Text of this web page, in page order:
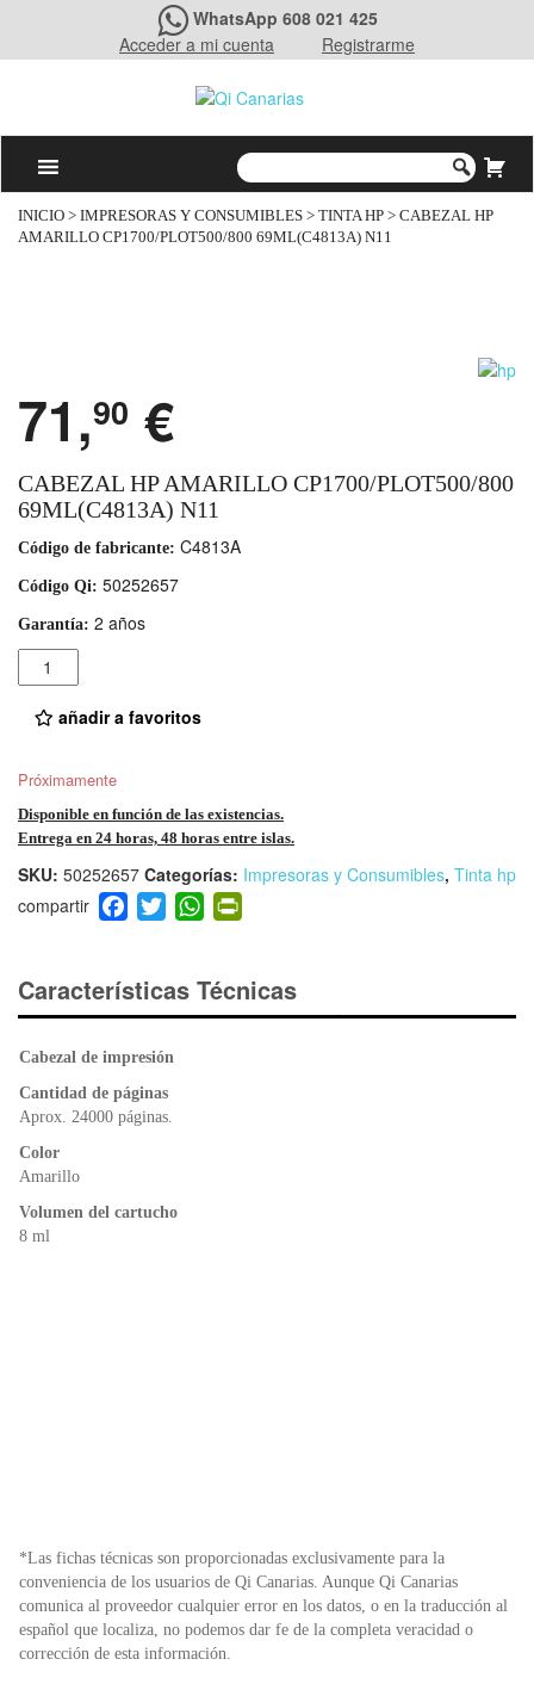
WhatsApp 608 021 425
Acceder a mi cuenta
Registrarme
INICIO > IMPRESORAS Y CONSUMIBLES > TINTA HP > CABEZAL HP
AMARILLO CP1700/PLOT500/800 69ML(C4813A) N11
71,90 €
CABEZAL HP AMARILLO CP1700/PLOT500/800
69ML(C4813A) N11
Código de fabricante: C4813A
Código Qi: 50252657
Garantía: 2 años
Cantidad
añadir a favoritos
Próximamente
Disponible en función de las existencias.
Entrega en 24 horas, 48 horas entre islas.
SKU: 50252657 Categorías: Impresoras y Consumibles, Tinta hp
F
a
e
b
o
o
k
T
wi
er
W
h
s
A
ri
e
Características Técnicas
Cabezal de impresión
Cantidad de páginas
Aprox. 24000 páginas.
Color
Amarillo
Volumen del cartucho
8 ml
*Las fichas técnicas son proporcionadas exclusivamente para la
conveniencia de los usuarios de Qi Canarias. Aunque Qi Canarias
comunica al proveedor cualquier error en los datos, o en la traducción al
español que localiza, no podemos dar fe de la completa veracidad o
corrección de esta información.